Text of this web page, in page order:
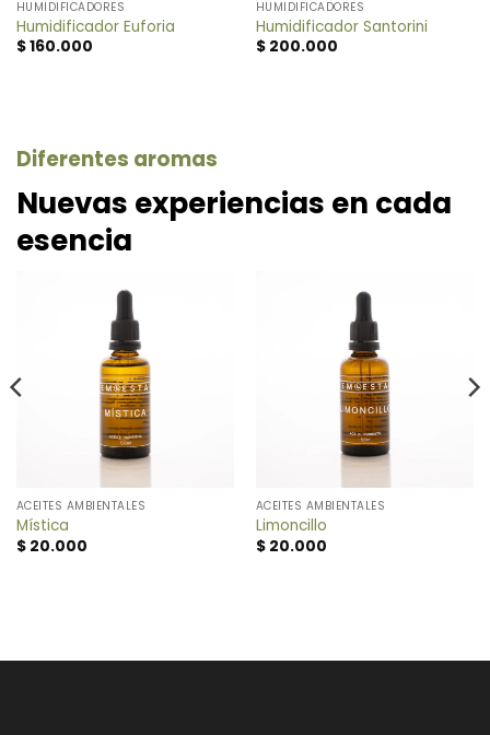
HUMIDIFICADORES
Humidificador Euforia
$160.000
HUMIDIFICADORES
Humidificador Santorini
$200.000
Diferentes aromas
Nuevas experiencias en cada
esencia
ACEITES AMBIENTALES
Mística
$20.000
ACEITES AMBIENTALES
Limoncillo
$20.000